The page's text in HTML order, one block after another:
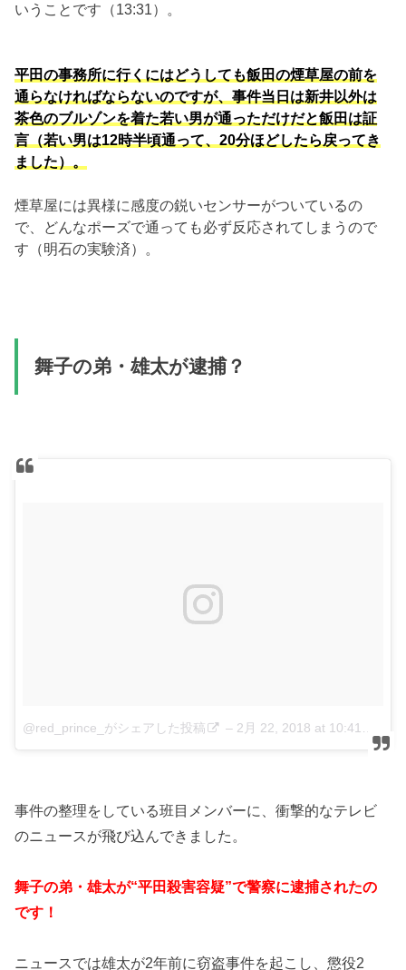
いうことです（13:31）。
平田の事務所に行くにはどうしても飯田の煙草屋の前を
通らなければならないのですが、事件当日は新井以外は
茶色のブルゾンを着た若い男が通っただけだと飯田は証
言（若い男は12時半頃通って、20分ほどしたら戻ってき
ました）。
煙草屋には異様に感度の鋭いセンサーがついているの
で、どんなポーズで通っても必ず反応されてしまうので
す（明石の実験済）。
舞子の弟・雄太が逮捕？
@red_prince_がシェアした投稿 – 2月 22, 2018 at 10:41午後 PST
事件の整理をしている班目メンバーに、衝撃的なテレビ
のニュースが飛び込んできました。
舞子の弟・雄太が“平田殺害容疑”で警察に逮捕されたの
です！
ニュースでは雄太が2年前に窃盗事件を起こし、懲役2